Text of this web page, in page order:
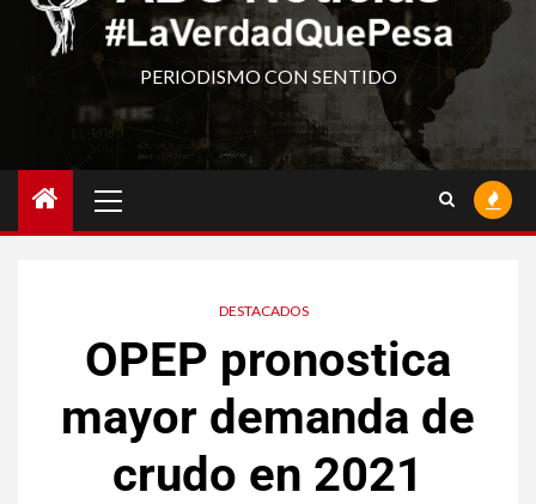
PERIODISMO CON SENTIDO
DESTACADOS
OPEP pronostica
mayor demanda de
crudo en 2021